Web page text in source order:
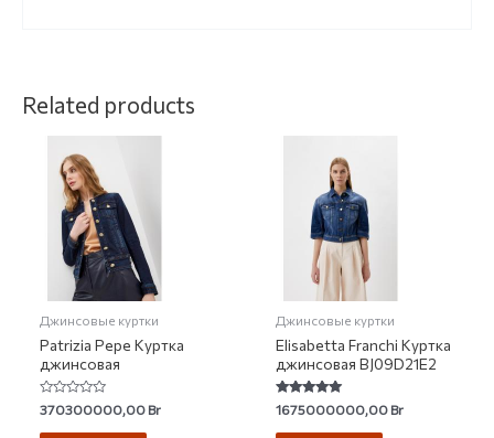
Related products
Джинсовые куртки
Patrizia Pepe Куртка
джинсовая
Rated
0
out
370300000,00Br
Джинсовые куртки
Elisabetta Franchi Куртка
джинсовая BJ09D21E2
Rated
5.00
out of 5
1675000000,00Br